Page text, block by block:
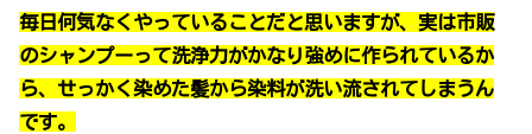
毎日何気なくやっていることだと思いますが、実は市販
のシャンプーって洗浄力がかなり強めに作られているか
ら、せっかく染めた髪から染料が洗い流されてしまうん
です。